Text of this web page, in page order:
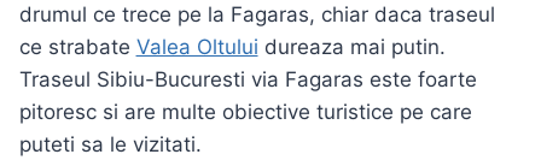
drumul ce trece pe la Fagaras, chiar daca traseul
ce strabate Valea Oltului dureaza mai putin.
Traseul Sibiu-Bucuresti via Fagaras este foarte
pitoresc si are multe obiective turistice pe care
puteti sa le vizitati.